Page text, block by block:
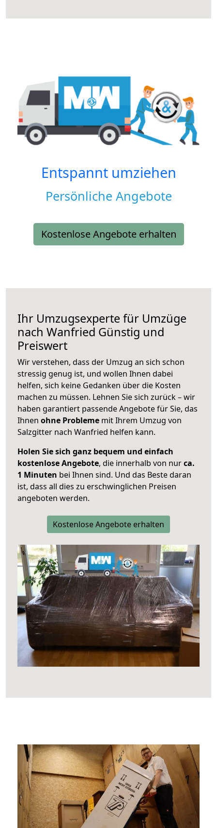
Entspannt umziehen
Persönliche Angebote
Kostenlose Angebote erhalten
Ihr Umzugsexperte für Umzüge
nach Wanfried Günstig und
Preiswert
Wir verstehen, dass der Umzug an sich schon
stressig genug ist, und wollen Ihnen dabei
helfen, sich keine Gedanken über die Kosten
machen zu müssen. Lehnen Sie sich zurück – wir
haben garantiert passende Angebote für Sie, das
Ihnen ohne Probleme mit Ihrem Umzug von
Salzgitter nach Wanfried helfen kann.
Holen Sie sich ganz bequem und einfach
kostenlose Angebote, die innerhalb von nurca.
1 Minuten bei Ihnen sind. Und das Beste daran
ist, dass all dies zu erschwinglichen Preisen
angeboten werden.
Kostenlose Angebote erhalten